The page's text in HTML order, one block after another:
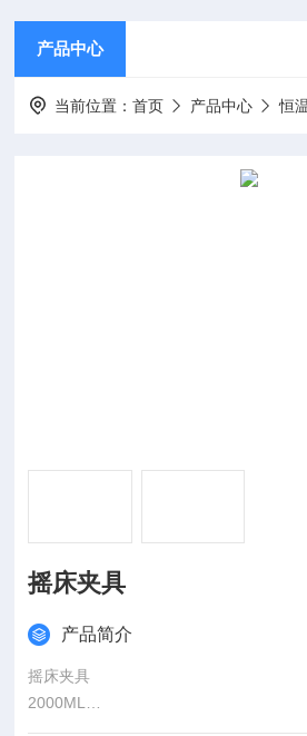
产品中心
当前位置：首页 产品中心 恒
摇床夹具
产品简介
摇床夹具
2000ML
广泛应用于对温度、震荡频率有着较高